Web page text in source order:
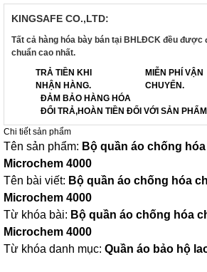
KINGSAFE CO.,LTD:
Tất cả hàng hóa bày bán tại BHLĐCK đều
chuẩn cao nhất.
TRẢ TIỀN KHI
NHẬN HÀNG.
MIỄN PHÍ VẬN
CHUYỂN.
ĐẢM BẢO HÀNG HÓA
ĐỔI TRẢ,HOÀN TIỀN ĐỐI VỚI SẢN
Chi tiết sản phẩm
Tên sản phẩm: Bộ quần áo chống
Microchem 4000
Tên bài viết: Bộ quần áo chống hóa
Microchem 4000
Từ khóa bài: Bộ quần áo chống hóa
Microchem 4000
Từ khóa danh mục: Quần áo bảo hộ